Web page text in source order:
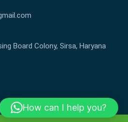
Board Colony, Sirsa, Haryana
How can I help you?